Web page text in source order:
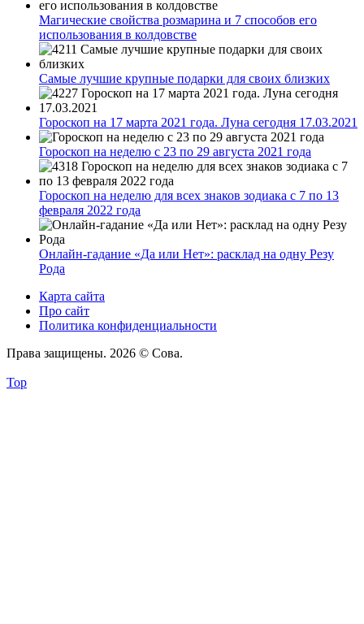
Магические свойства розмарина и 7 способов его
использования в колдовстве
Самые лучшие крупные подарки для своих близких
Гороскоп на 17 марта 2021 года. Луна сегодня 17.03.2021
Гороскоп на неделю с 23 по 29 августа 2021 года
Гороскоп на неделю для всех знаков зодиака с 7 по 13
февраля 2022 года
Онлайн-гадание «Да или Нет»: расклад на одну Резу
Рода
Карта сайта
Про сайт
Политика конфиденциальности
Права защищены. 2026 © Сова.
Top